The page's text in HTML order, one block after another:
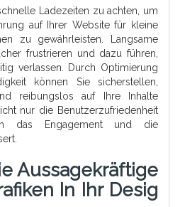
Ladezeiten zu achten, um
auf Ihrer Website für kleine
zu gewährleisten. Langsame
frustrieren und dazu führen,
verlassen. Durch Optimierung
können Sie sicherstellen,
reibungslos auf Ihre Inhalte
nur die Benutzerzufriedenheit
das Engagement und die
Aussagekräftige
In Ihr Desig